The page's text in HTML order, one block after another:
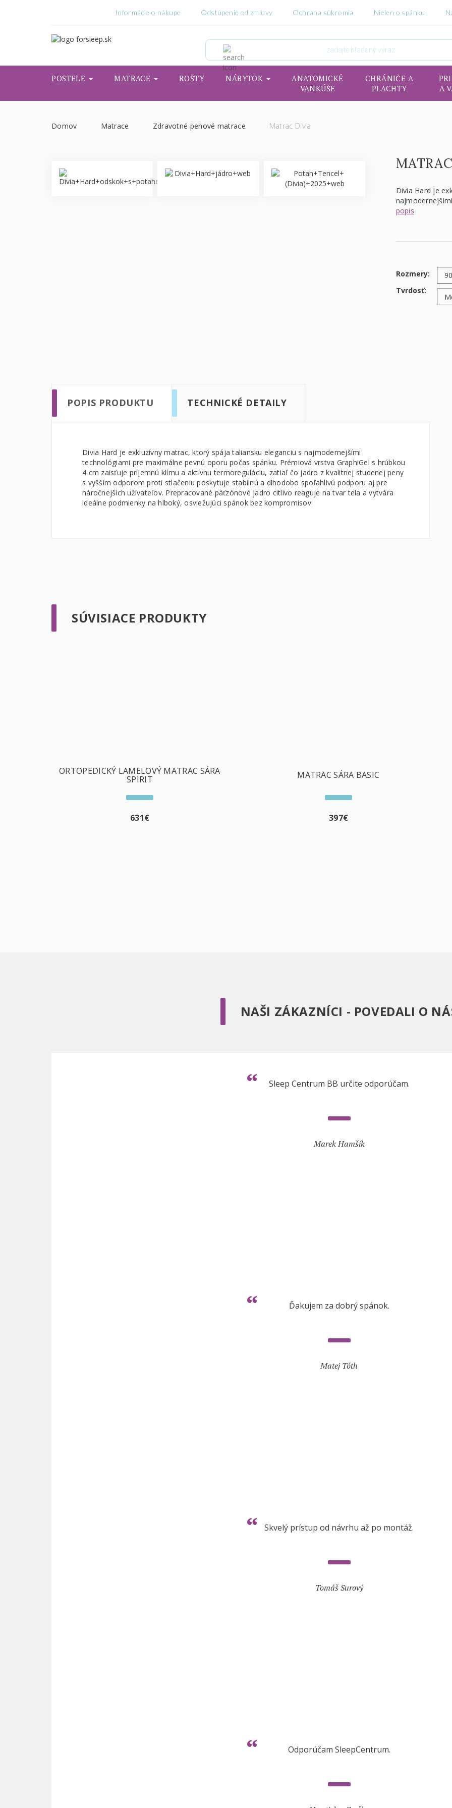
Informácie o nákupe Odstúpenie od zmluvy Ochrana súkromia Nielen o spánku
POSTELE MATRACE ROŠTY NÁBYTOK
ANATOMICKÉ
VANKÚŠE
CHRÁNIČE A
PLACHTY
A
Domov Matrace Zdravotné penové matrace Matrac Divia
Divia Hard je
popis
Rozmery:
Tvrdosť:
POPIS PRODUKTU TECHNICKÉ DETAILY
Divia Hard je exkluzívny matrac, ktorý spája taliansku eleganciu s najmodernejšími
technológiami pre maximálne pevnú oporu počas spánku. Prémiová vrstva GraphiGel s hrúbkou
4 cm zaisťuje príjemnú klímu a aktívnu termoreguláciu, zatiaľ čo jadro z kvalitnej studenej peny
s vyšším odporom proti stlačeniu poskytuje stabilnú a dlhodobo spoľahlivú podporu aj pre
náročnejších užívateľov. Prepracované päťzónové jadro citlivo reaguje na tvar tela a vytvára
ideálne podmienky na hlboký, osviežujúci spánok bez kompromisov.
SÚVISIACE PRODUKTY
ORTOPEDICKÝ LAMELOVÝ MATRAC SÁRA
SPIRIT
631€
MATRAC SÁRA BASIC
397€
NAŠI ZÁKAZNÍCI - POVEDALI O
Sleep Centrum BB určite odporúčam.
Marek Hamšík
Ďakujem za dobrý spánok.
Matej Tóth
Skvelý prístup od návrhu až po montáž.
Tomáš Surový
Odporúčam SleepCentrum.